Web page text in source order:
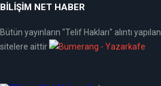
BİLİŞİM NET HABER
Bütün yayınların "Telif Hakları" alıntı yapılan
sitelere aittir